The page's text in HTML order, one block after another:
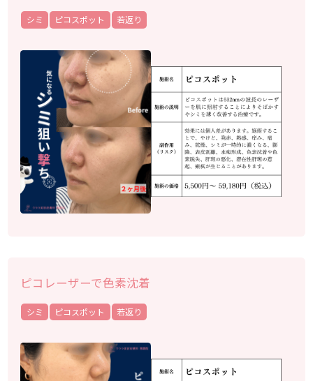
シミ ピコスポット 若返り
ピコレーザーで色素沈着
シミ ピコスポット 若返り